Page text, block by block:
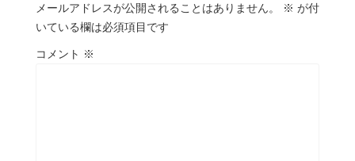
メールアドレスが公開されることはありません。 ※ が付
いている欄は必須項目です
コメント ※